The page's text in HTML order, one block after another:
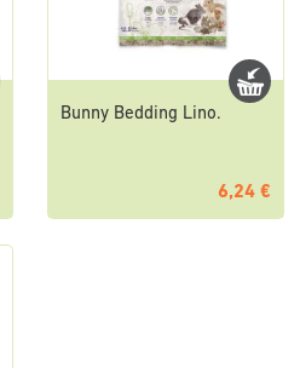
Bunny Bedding Lino.
6,24 €